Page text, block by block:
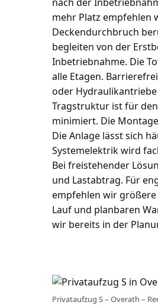
mehr Platz empfehlen
Deckendurchbruch
begleiten von der
Inbetriebnahme. Die
alle Etagen.
oder
Tragstruktur ist für
minimiert. Die
Die Anlage lässt sich
Systemelektrik wird
Bei freistehender
und Lastabtrag. Für
empfehlen wir
Lauf und planbaren
wir bereits in der
Privataufzug S – Overath –